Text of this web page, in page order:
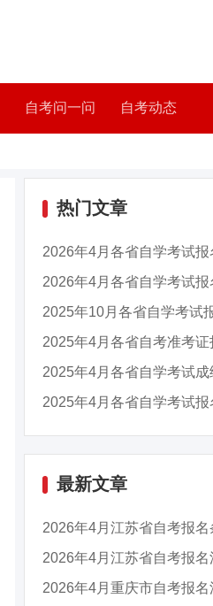
自考问一问 自考动态
热门文章
2026年4月各省自学考试报
最新文章
2026年4月江苏省自考报名
2026年4月江苏省自考报名
2026年4月重庆市自考报名